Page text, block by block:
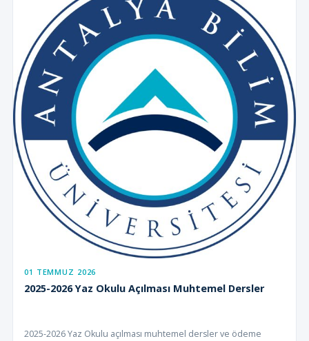
01 TEMMUZ 2026
2025-2026 Yaz Okulu Açılması Muhtemel Dersler
2025-2026 Yaz Okulu açılması muhtemel dersler ve ödeme